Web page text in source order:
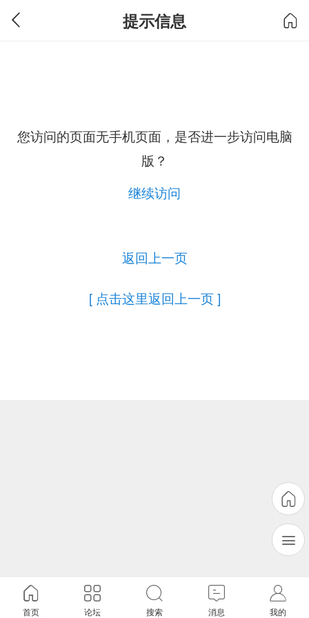
提示信息
您访问的页面无手机页面，是否进一步访问电脑
版？
继续访问
返回上一页
[ 点击这里返回上一页 ]
首页 论坛 搜索 消息 我的